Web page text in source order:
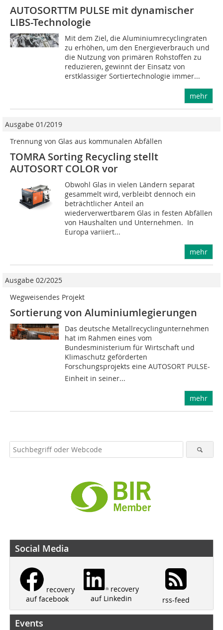
AUTOSORTTM PULSE mit dynamischer
LIBS-Technologie
Mit dem Ziel, die Aluminiumrecyclingraten
zu erhöhen, um den Energieverbrauch und
die Nutzung von primären Rohstoffen zu
reduzieren, gewinnt der Einsatz von
erstklassiger Sortiertechnologie immer...
mehr
Ausgabe 01/2019
Trennung von Glas aus kommunalen Abfällen
TOMRA Sorting Recycling stellt
AUTOSORT COLOR vor
Obwohl Glas in vielen Ländern separat
gesammelt wird, verbleibt dennoch ein
beträchtlicher Anteil an
wiederverwertbarem Glas in festen Abfällen
von Haushalten und Unternehmen. In
Europa variiert...
mehr
Ausgabe 02/2025
Wegweisendes Projekt
Sortierung von Aluminiumlegierungen
Das deutsche Metallrecyclingunternehmen
hat im Rahmen eines vom
Bundesministerium für Wirtschaft und
Klimaschutz geförderten
Forschungsprojekts eine AUTOSORT PULSE-
Einheit in seiner...
mehr
Social Media
recovery
auf facebook
recovery
auf Linkedin
rss-feed
Events